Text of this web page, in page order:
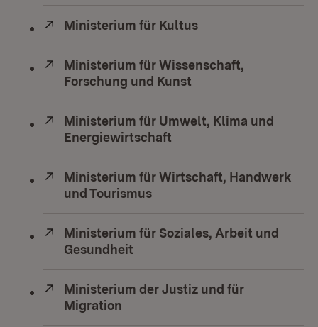
Extern:
Ministerium für Kultus
Extern:
Ministerium für Wissenschaft,
Forschung und Kunst
Extern:
Ministerium für Umwelt, Klima und
Energiewirtschaft
Extern:
Ministerium für Wirtschaft, Handwerk
und Tourismus
Extern:
Ministerium für Soziales, Arbeit und
Gesundheit
Extern:
Ministerium der Justiz und für
Migration